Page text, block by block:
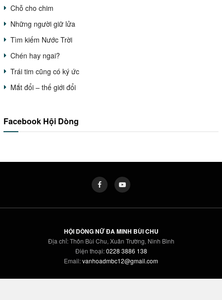
Chỗ cho chim
Những người giữ lửa
Tìm kiếm Nước Trời
Chén hay ngai?
Trái tim cũng có ký ức
Mắt đổi – thế giới đổi
Facebook Hội Dòng
HỘI DÒNG NỮ ĐA MINH BÙI CHU
Địa chỉ: Thôn Bùi Chu, Xuân Trường, Ninh Bình
Điện thoại:0228 3886 138
Email:vanhoadmbc12@gmail.com